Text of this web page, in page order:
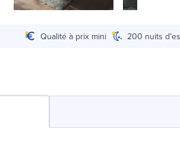
Qualité à prix mini 200 nuits